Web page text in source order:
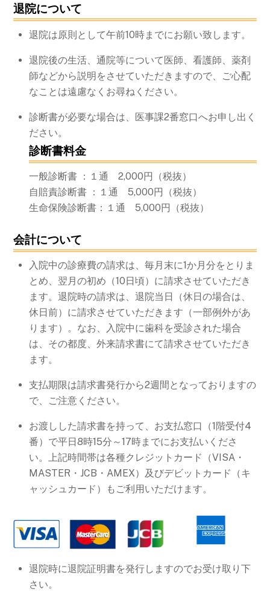
退院について
退院は原則として午前10時までにお願い致します。
退院後の生活、通院等について医師、看護師、薬剤
師などから説明をさせていただきますので、ご心配
なことは遠慮なくお尋ねください。
診断書が必要な場合は、医事課2番窓口へお申し出く
ださい。
診断書料金
一般診断書 ：１通 2,000円（税抜）
自賠責診断書 ：１通 5,000円（税抜）
生命保険診断書：１通 5,000円（税抜）
会計について
入院中の診療費の請求は、毎月末に1か月分をとりま
とめ、翌月の初め（10日頃）に請求させていただき
ます。退院時の請求は、退院当日（休日の場合は、
休日前）に請求させていただきます（一部例外があ
ります）。なお、入院中に歯科を受診された場合
は、その都度、外来請求書にて請求させていただき
ます。
支払期限は請求書発行から2週間となっておりますの
で、ご注意ください。
お渡しした請求書を持って、お支払窓口（1階受付4
番）で平日8時15分～17時までにお支払いくださ
い。上記時間帯は各種クレジットカード（VISA・
MASTER・JCB・AMEX）及びデビットカード（キ
ャッシュカード）もご利用いただけます。
退院時に退院証明書を発行しますのでお受け取り下
さい。